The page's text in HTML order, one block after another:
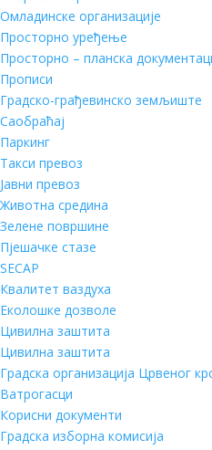
Омладинске организације
Просторно уређење
Просторно – планска
Прописи
Градско-грађевинско земљиште
Саобраћај
Паркинг
Такси превоз
Јавни превоз
Животна средина
Зелене површине
Пјешачке стазе
SECAP
Квалитет ваздуха
Еколошке дозволе
Цивилна заштита
Цивилна заштита
Градска организација Црвеног
Ватрогасци
Корисни документи
Градска изборна комисија